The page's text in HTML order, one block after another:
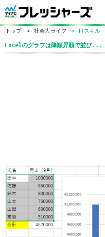
トップ > 社会人ライフ > ITスキル
Excelのグラフは降順昇順で並び...